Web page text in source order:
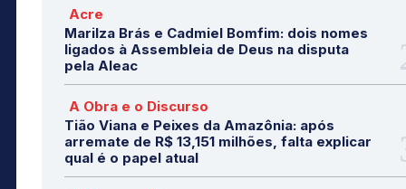
Acre
Marilza Brás e Cadmiel Bomfim: dois nomes
ligados à Assembleia de Deus na disputa
pela Aleac
A Obra e o Discurso
Tião Viana e Peixes da Amazônia: após
arremate de R$ 13,151 milhões, falta explicar
qual é o papel atual